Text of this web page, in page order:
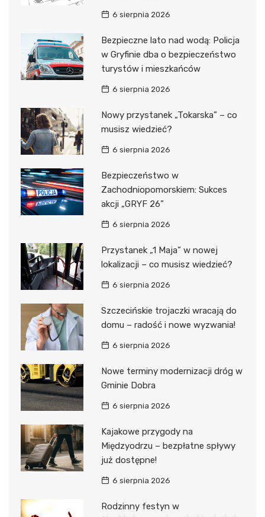
6 sierpnia 2026
Bezpieczne lato nad wodą: Policja
w Gryfinie dba o bezpieczeństwo
turystów i mieszkańców
6 sierpnia 2026
Nowy przystanek „Tokarska” – co
musisz wiedzieć?
6 sierpnia 2026
Bezpieczeństwo w
Zachodniopomorskiem: Sukces
akcji „GRYF 26”
6 sierpnia 2026
Przystanek „1 Maja” w nowej
lokalizacji – co musisz wiedzieć?
6 sierpnia 2026
Szczecińskie trojaczki wracają do
domu – radość i nowe wyzwania!
6 sierpnia 2026
Nowe terminy modernizacji dróg w
Gminie Dobra
6 sierpnia 2026
Kajakowe przygody na
Międzyodrzu – bezpłatne spływy
już dostępne!
6 sierpnia 2026
Rodzinny festyn w